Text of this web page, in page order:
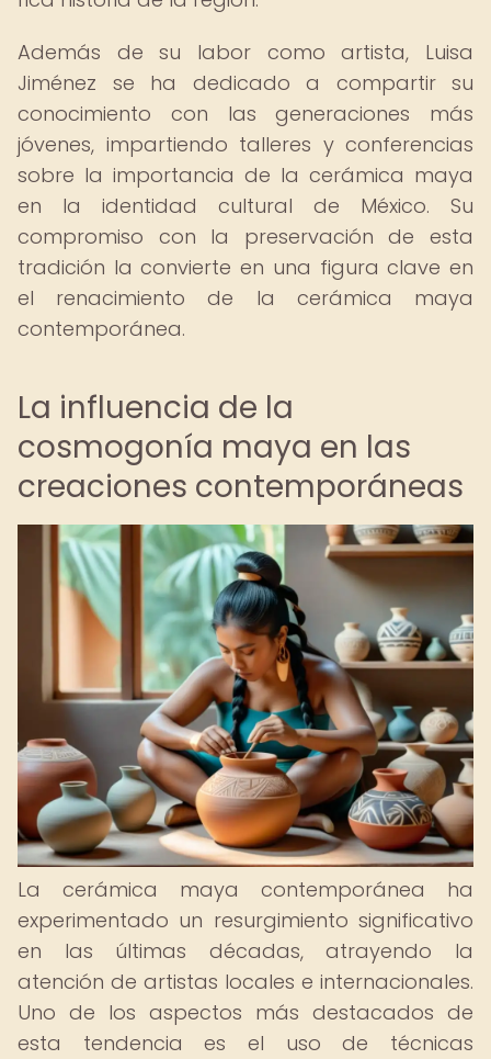
Además de su labor como artista, Luisa
Jiménez se ha dedicado a compartir su
conocimiento con las generaciones más
jóvenes, impartiendo talleres y conferencias
sobre la importancia de la cerámica maya
en la identidad cultural de México. Su
compromiso con la preservación de esta
tradición la convierte en una figura clave en
el renacimiento de la cerámica maya
contemporánea.
La influencia de la
cosmogonía maya en las
creaciones contemporáneas
La cerámica maya contemporánea ha
experimentado un resurgimiento significativo
en las últimas décadas, atrayendo la
atención de artistas locales e internacionales.
Uno de los aspectos más destacados de
esta tendencia es el uso de técnicas